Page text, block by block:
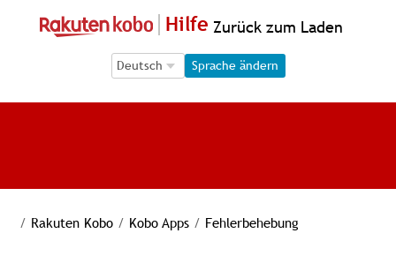
Hilfe Zurück zum Laden
Language Selection
Language Selection
Sprache ändern
/ Rakuten Kobo / Kobo Apps / Fehlerbehebung